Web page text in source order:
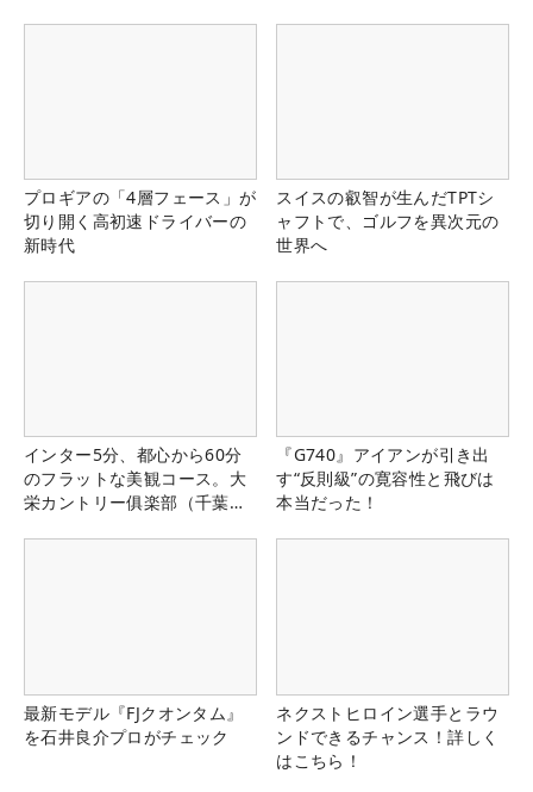
プロギアの「4層フェース」が
切り開く高初速ドライバーの
新時代
スイスの叡智が生んだTPTシ
ャフトで、ゴルフを異次元の
世界へ
インター5分、都心から60分
のフラットな美観コース。大
栄カントリー俱楽部（千葉
『G740』アイアンが引き出
す“反則級”の寛容性と飛びは
本当だった！
最新モデル『FJクオンタム』
を石井良介プロがチェック
ネクストヒロイン選手とラウ
ンドできるチャンス！詳しく
はこちら！